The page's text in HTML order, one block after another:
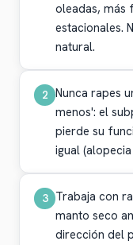
oleadas, más
estacionales.
natural.
2 Nunca rapes
menos': el
pierde su
igual
3 Trabaja con
manto seco
dirección del